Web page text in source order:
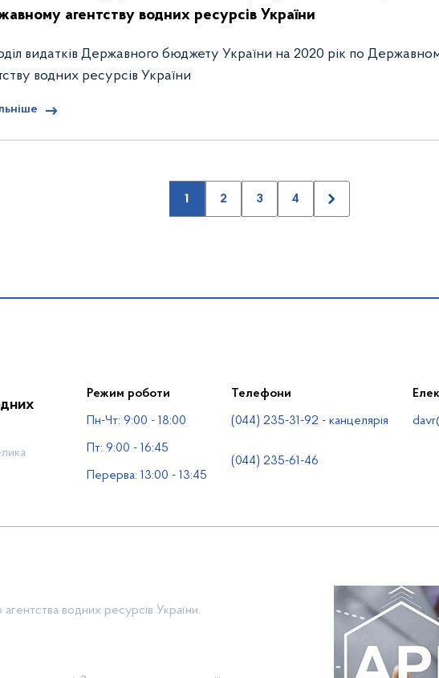
агентству водних ресурсів України
видатків Державного бюджету України на 2020 рік по
водних ресурсів України
1 2 3 4
Режим роботи
Пн-Чт: 9:00 - 18:00
Пт: 9:00 - 16:45
Перерва: 13:00 - 13:45
Телефони
(044) 235-31-92 - канцелярія
(044) 235-61-46
водних ресурсів України.